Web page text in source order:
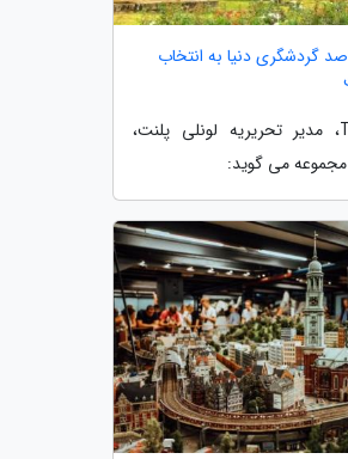
گردشگری دنیا به انتخاب
Tom Hall، مدیر تحریریه لونلی پلنت،
مجموعه می گوید: